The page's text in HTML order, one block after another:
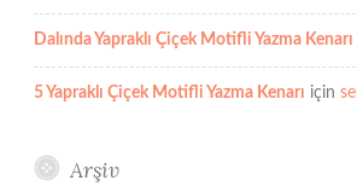
Dalında Yapraklı Çiçek Motifli Yazma Kenarı
5 Yapraklı Çiçek Motifli Yazma Kenarı için
Arşiv